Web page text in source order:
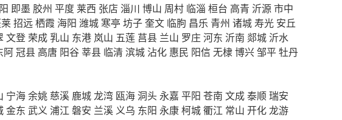
即墨 胶州 平度 莱西 张店 淄川 博山 周村 临淄 桓台 高青 沂源市中
招远 栖霞 海阳 潍城 寒亭 坊子奎文 临朐 昌乐 青州 诸城寿光 安丘
文登 荣成乳山 东港 岚山 五莲 莒县 兰山 罗庄河东 沂南 郯城 沂水
阿冠县 高唐 阳谷莘县 临清滨城 沾化 惠民 阳信无棣博兴邹平牡丹
宁海余姚 慈溪 鹿城龙湾 瓯海洞头 永嘉 平阳 苍南 文成泰顺瑞安
金东 武义 浦江 磐安 兰溪 义乌 东阳 永康柯城衢江 常山 开化龙游